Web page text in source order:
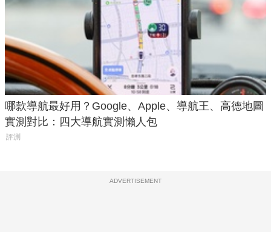
哪款導航最好用？Google、Apple、導航王、高德地圖
實測對比：四大導航實測懶人包
評測
ADVERTISEMENT